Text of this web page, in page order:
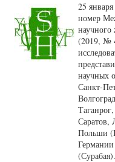
25
номер
(2019, №
научных
Санкт-
Саратов,
Польши
(Сурабая).